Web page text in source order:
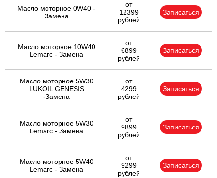
Масло моторное 0W40 -
Замена
от
12399
рублей
Записаться
Масло моторное 10W40
Lemarc - Замена
от
6899
рублей
Записаться
Масло моторное 5W30
LUKOIL GENESIS
-Замена
от
4299
рублей
Записаться
Масло моторное 5W30
Lemarc - Замена
от
9899
рублей
Записаться
Масло моторное 5W40
Lemarc - Замена
от
9299
рублей
Записаться